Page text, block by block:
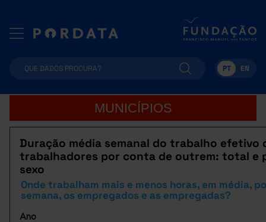
PT EN
MUNICÍPIOS
Duração média semanal do trabalho efetivo
trabalhadores por conta de outrem: total e
sexo
Onde trabalham mais e menos horas, em média,
semana, os empregados e as empregadas?
Ano